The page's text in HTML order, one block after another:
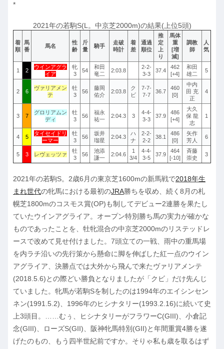
*
2021年の若駒S(L。中京芝2000m)の結果(上位5頭)
着
順
馬
番
馬名
性
齢
斤
量
騎手
走破
時計
着
差
通過
順位
推
定
上
り
馬体
重
[増
減]
調教
師
人
気
1 2
ウインアグラ
イア
牝
3
54
和田
竜二
2:03.8
2-2-
3-3
37.4
462
[+4]
和田
雄二
5
2 6
ヴァリアメン
テ
牡
3
56
藤岡
佑介
2:03.8
ク
ビ
7-7-
7-7
36.7
460
[0]
中内
田 充
正
4
3 7
グロリアムン
ディ
牡
3
56
福永
祐一
2:04.3 3
4-4-
3-3
37.9
486
[+4]
大久
保 龍
志
1
4 5
タイセイドリ
ーマー
牡
3
56
坂井
瑠星
2:04.3
ハ
ナ
2-2-
2-2
38.1
486
[0]
矢作
芳人
6
5 3 レヴェッツァ
牡
3
56
池添
謙一
2:04.6
1
3/4
4-4-
3-5
37.9
464
[-10]
斉藤
崇史
3
2021年の若駒S。2歳6月の東京芝1600mの新馬戦で2018年生
まれ世代の牝馬における最初のJRA勝ちを収め、続く8月の札
幌芝1800mのコスモス賞(OP)も制してデビュー2連勝を果たし
ていたウインアグライア。オープン特別勝ち馬の実力が確かな
ものであったことを、牡牝混合の中京芝2000mのリステッドレ
ースで改めて見せ付けました。7頭立ての一戦、雨中の重馬場
を内ラチ沿いの先行策から懸命に脚を伸ばした紅一点のウイン
アグライア、決勝点では大外から飛んで来たヴァリアメンテ
(2018.5.6)との際どい勝負となりましたが「クビ」だけ先んじ
ていました。牝馬が若駒Sを制したのは1994年のエイシンセン
ネン(1991.5.2)、1996年のヒシナタリー(1993.2.16)に続いて史
上3頭目。……むぅ、ヒシナタリーがフラワーC(GIII)、小倉記
念(GIII)、ローズS(GII)、阪神牝馬特別(GII)と年間重賞4勝を遂
げたのもの、もう四半世紀前ですか。そりゃ私も歳を取るはず